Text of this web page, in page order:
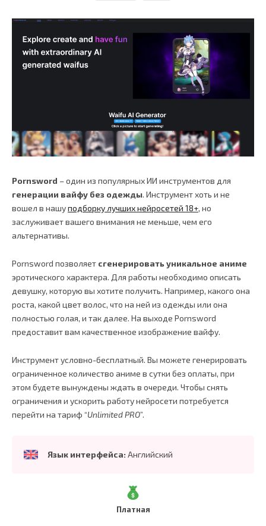
Pornsword – один из популярных ИИ инструментов для
генерации вайфу без одежды. Инструмент хоть и не
вошел в нашуподборку лучших нейросетей 18+, но
заслуживает вашего внимания не меньше, чем его
альтернативы.
Pornsword позволяет сгенерировать уникальное аниме
эротического характера. Для работы необходимо описать
девушку, которую вы хотите получить. Например, какого она
роста, какой цвет волос, что на ней из одежды или она
полностью голая, и так далее. На выходе Pornsword
предоставит вам качественное изображение вайфу.
Инструмент условно-бесплатный. Вы можете генерировать
ограниченное количество аниме в сутки без оплаты, при
этом будете вынуждены ждать в очереди. Чтобы снять
ограничения и ускорить работу нейросети потребуется
перейти на тариф “Unlimited PRO”.
Язык интерфейса: Английский
Платная